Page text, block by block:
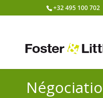
+32 495 100 702